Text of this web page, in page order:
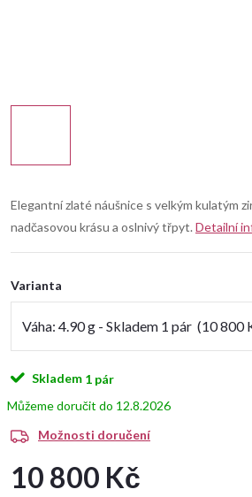
Elegantní zlaté náušnice s velkým kulatým
nadčasovou krásu a oslnivý třpyt. Detailní
Varianta
Skladem 1 pár
12.8.2026
Možnosti doručení
10 800 Kč